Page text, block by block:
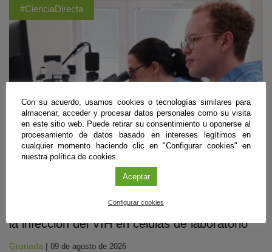
#CienciaDirecta
Diseñan unas ‘tijeras moleculares’ que frenan
la infección del VIH en células de laboratorio
Granada | 09 de agosto de 2026
Con su acuerdo, usamos cookies o tecnologías similares para
almacenar, acceder y procesar datos personales como su visita
en este sitio web. Puede retirar su consentimiento u oponerse al
procesamiento de datos basado en intereses legítimos en
cualquier momento haciendo clic en "Configurar cookies" en
nuestra política de cookies.
Aceptar
Configurar cookies